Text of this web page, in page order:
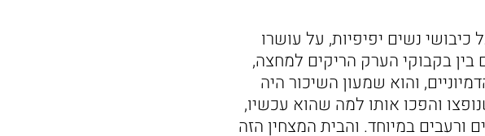
כיבושי נשים יפיפיות, על עושרו
בין בקבוקי הערק הריקים למחצה,
והוא שמעון השיכור היה
והפכו אותו למה שהוא עכשיו,
במיוחד. והבית המצחין הזה